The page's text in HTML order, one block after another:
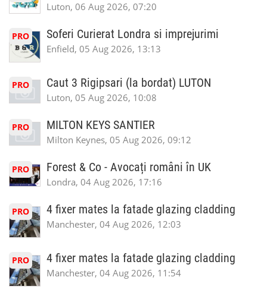
Luton, 06 Aug 2026, 07:20
PRO Soferi Curierat Londra si imprejurimi
Enfield, 05 Aug 2026, 13:13
PRO Caut 3 Rigipsari (la bordat) LUTON
Luton, 05 Aug 2026, 10:08
PRO MILTON KEYS SANTIER
Milton Keynes, 05 Aug 2026, 09:12
PRO Forest & Co - Avocați români în UK
Londra, 04 Aug 2026, 17:16
PRO 4 fixer mates la fatade glazing cladding
Manchester, 04 Aug 2026, 12:03
PRO 4 fixer mates la fatade glazing cladding
Manchester, 04 Aug 2026, 11:54